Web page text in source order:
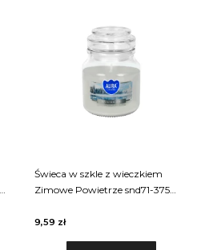
Świeca w szkle z wieczkiem
Zimowe Powietrze snd71-375
9,59 zł